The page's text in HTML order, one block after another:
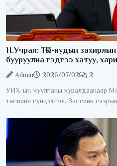
Н.Учрал: ТӨК-иудын
бууруулна гэдгээ хатуу,
Admin 2026/07/02
2
УИХ-ын чуулганы хуралдаанаар
төсвийн гүйцэтгэл, Засгийн
гүйцэтгэл батлах